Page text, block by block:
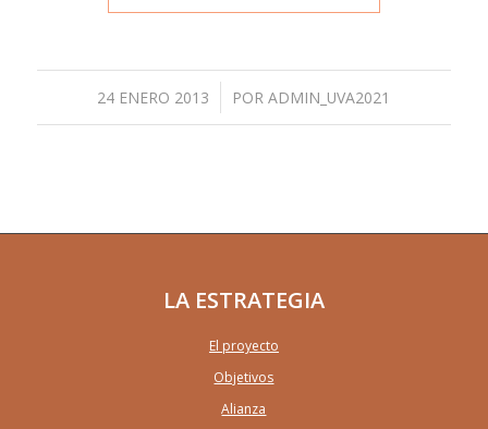
24 ENERO 2013
/ PORADMIN_UVA2021
LA ESTRATEGIA
El proyecto
Objetivos
Alianza